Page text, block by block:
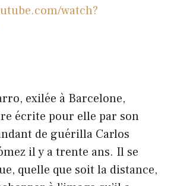
watch?
exilée à Barcelone,
écrite pour elle par son
de guérilla Carlos
il y a trente ans. Il se
quelle que soit la distance,